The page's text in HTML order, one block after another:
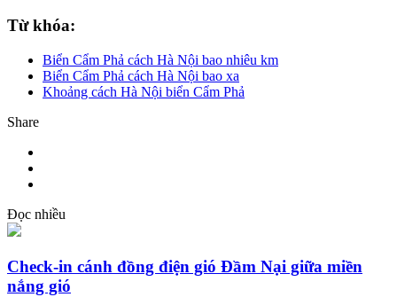
Từ khóa:
Biển Cẩm Phả cách Hà Nội bao nhiêu km
Biển Cẩm Phả cách Hà Nội bao xa
Khoảng cách Hà Nội biển Cẩm Phả
Share
Đọc nhiều
Check-in cánh đồng điện gió Đầm Nại giữa miền
nắng gió